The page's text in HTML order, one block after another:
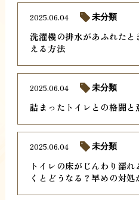
洗濯機の排水があふれた
える方法
2025.06.04 未分類
詰まったトイレとの格闘と
2025.06.04 未分類
トイレの床がじんわり濡
くとどうなる？早めの対処
2025.06.04 未分類